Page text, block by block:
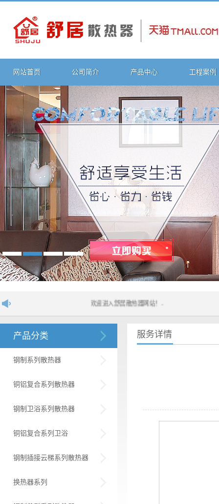
网站首页 公司简介 产品中心 工程案例
欢迎进入舒居散热器网站！....
产品分类
钢制系列散热器
铜铝复合系列散热器
钢制卫浴系列散热器
铜铝复合系列卫浴
钢制插接云梯系列散热器
换热器系列
服务详情